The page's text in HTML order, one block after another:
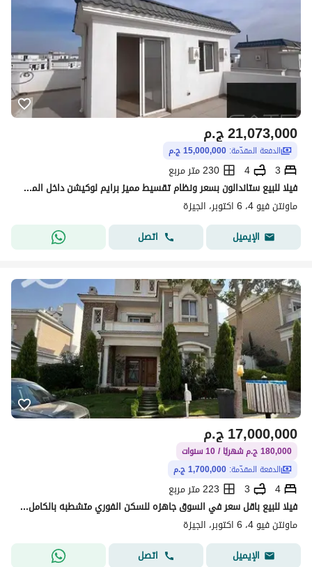
ج.م21,073,000
الدفعة المقدّمة: 15,000,000 ج.م
3
4
230 متر مربع
فيلا للبيع ستاندالون بسعر ونظام تقسيط مميز برايم لوكيشن داخل المشروع قريبة من جميع الخدمات، جاهزة للاستلام الفوري في كمبوند ماونتن فيو 4 | 6 اكتوبر
ماونتن فيو 4، 6 اكتوبر، الجيزة
الإيميل
اتصل
ج.م17,000,000
180,000 ج.م شهريًا / 10 سنوات
الدفعة المقدّمة: 1,700,000 ج.م
4
3
223 متر مربع
فيلا للبيع باقل سعر في السوق جاهزه للسكن الفوري متشطبه بالكامل في ماونتن فيو اكتوبر - Mountian view october
ماونتن فيو 4، 6 اكتوبر، الجيزة
الإيميل
اتصل